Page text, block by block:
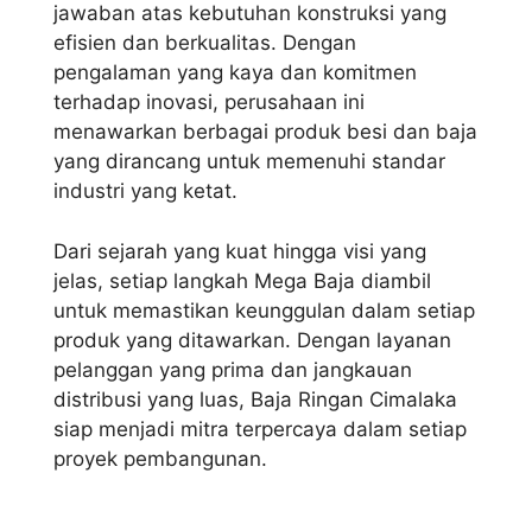
jawaban atas kebutuhan konstruksi yang
efisien dan berkualitas. Dengan
pengalaman yang kaya dan komitmen
terhadap inovasi, perusahaan ini
menawarkan berbagai produk besi dan baja
yang dirancang untuk memenuhi standar
industri yang ketat.
Dari sejarah yang kuat hingga visi yang
jelas, setiap langkah Mega Baja diambil
untuk memastikan keunggulan dalam setiap
produk yang ditawarkan. Dengan layanan
pelanggan yang prima dan jangkauan
distribusi yang luas, Baja Ringan Cimalaka
siap menjadi mitra terpercaya dalam setiap
proyek pembangunan.